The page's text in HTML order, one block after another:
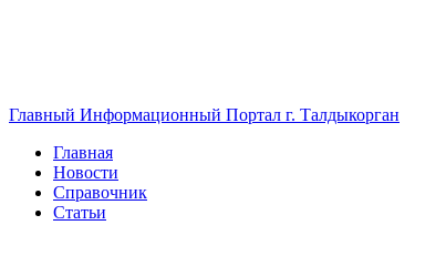
Главный Информационный Портал г. Талдыкорган
Главная
Новости
Справочник
Статьи